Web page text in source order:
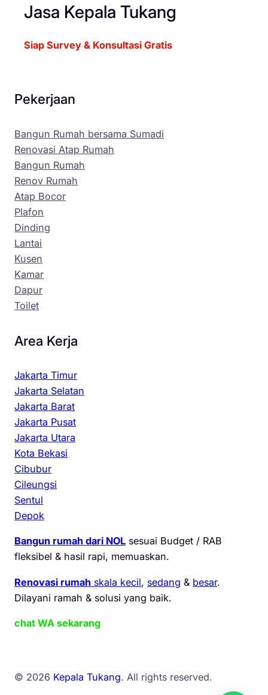
Jasa Kepala Tukang
Siap Survey & Konsultasi Gratis
Pekerjaan
Bangun Rumah bersama Sumadi
Renovasi Atap Rumah
Bangun Rumah
Renov Rumah
Atap Bocor
Plafon
Dinding
Lantai
Kusen
Kamar
Dapur
Toilet
Area Kerja
Jakarta Timur
Jakarta Selatan
Jakarta Barat
Jakarta Pusat
Jakarta Utara
Kota Bekasi
Cibubur
Cileungsi
Sentul
Depok
Bangun rumah dari NOL sesuai Budget / RAB
fleksibel & hasil rapi, memuaskan.
Renovasi rumah skala kecil, sedang & besar.
Dilayani ramah & solusi yang baik.
chat WA sekarang
© 2026 Kepala Tukang. All rights reserved.